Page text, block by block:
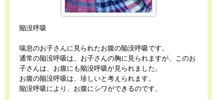
陥没呼吸
喘息のお子さんに見られたお腹の陥没呼吸です。
通常の陥没呼吸は、お子さんの胸に見られますが、このお
子さんは、お腹にも陥没呼吸が見られました。
お腹の陥没呼吸は、珍しいと考えられます。
陥没呼吸により、お腹にシワができるのです。